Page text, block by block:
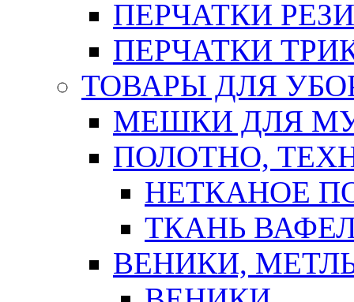
ПЕРЧАТКИ
ПЕРЧАТКИ
ТОВАРЫ ДЛЯ
МЕШКИ ДЛЯ
ПОЛОТНО,
НЕТКАНОЕ
ТКАНЬ
ВЕНИКИ,